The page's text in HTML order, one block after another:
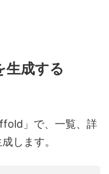
成する
」で、一覧、詳
します。